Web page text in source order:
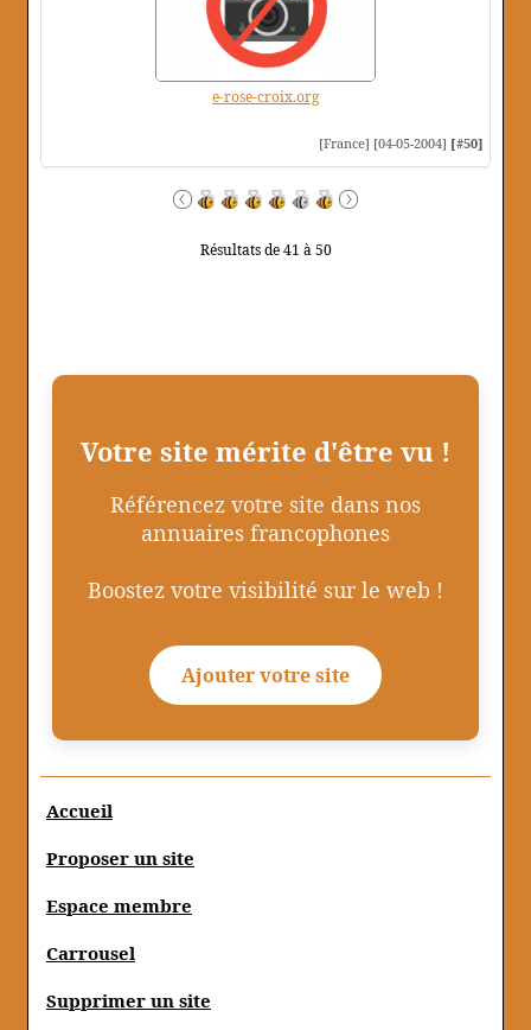
e-rose-croix.org
[France] [04-05-2004] [#50]
Résultats de 41 à 50
Votre site mérite d'être vu !
Référencez votre site dans nos
annuaires francophones
Boostez votre visibilité sur le web !
Ajouter votre site
Accueil
Proposer un site
Espace membre
Carrousel
Supprimer un site